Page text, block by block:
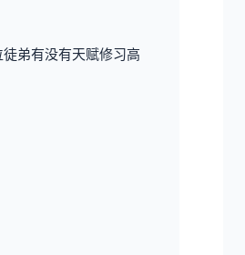
弟有没有天赋修习高